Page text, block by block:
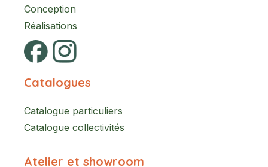
Conception
Réalisations
Catalogues
Catalogue particuliers
Catalogue collectivités
Atelier et showroom